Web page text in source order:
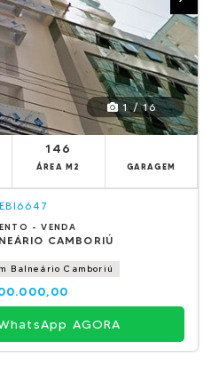
1 / 16
146
ÁREA M2 GARAGEM
EBI6647
- VENDA
CAMBORIÚ
Balneário Camboriú
AGORA